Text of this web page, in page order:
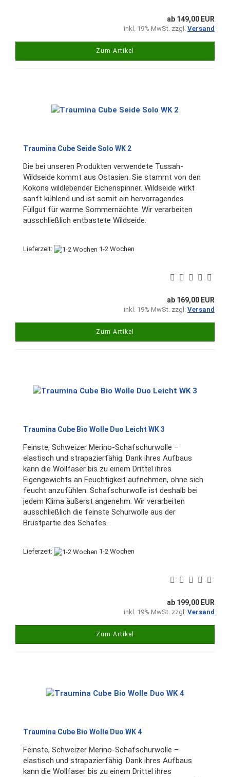
ab 149,00 EUR
inkl. 19% MwSt. zzgl. Versand
Zum Artikel
Traumina Cube Seide Solo WK 2
Die bei unseren Produkten verwendete Tussah-
Wildseide kommt aus Ostasien. Sie stammt von den
Kokons wildlebender Eichenspinner. Wildseide wirkt
sanft kühlend und ist somit ein hervorragendes
Füllgut für warme Sommernächte. Wir verarbeiten
ausschließlich entbastete Wildseide.
Lieferzeit: 1-2 Wochen
ab 169,00 EUR
inkl. 19% MwSt. zzgl. Versand
Zum Artikel
Traumina Cube Bio Wolle Duo Leicht WK 3
Feinste, Schweizer Merino-Schafschurwolle –
elastisch und strapazierfähig. Dank ihres Aufbaus
kann die Wollfaser bis zu einem Drittel ihres
Eigengewichts an Feuchtigkeit aufnehmen, ohne sich
feucht anzufühlen. Schafschurwolle ist deshalb bei
jedem Klima äußerst angenehm. Wir verarbeiten
ausschließlich die feinste Schurwolle aus der
Brustpartie des Schafes.
Lieferzeit: 1-2 Wochen
ab 199,00 EUR
inkl. 19% MwSt. zzgl. Versand
Zum Artikel
Traumina Cube Bio Wolle Duo WK 4
Feinste, Schweizer Merino-Schafschurwolle –
elastisch und strapazierfähig. Dank ihres Aufbaus
kann die Wollfaser bis zu einem Drittel ihres